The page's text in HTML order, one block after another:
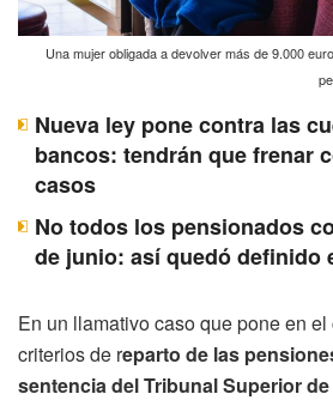
Una mujer obligada a devolver más de 9.000
Nueva ley pone contra las
bancos: tendrán que frenar
casos
No todos los pensionados
de junio: así quedó definido
En un llamativo caso que pone en
criterios de reparto de las
sentencia del Tribunal Superior